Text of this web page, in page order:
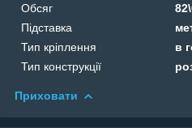
Обсяг
Підставка
Тип кріплення
в
Тип конструкції
Приховати